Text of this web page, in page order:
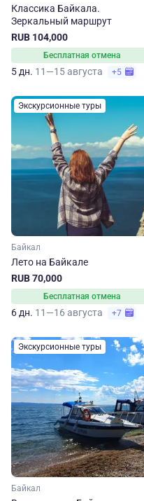
Классика Байкала.
Зеркальный маршрут
RUB 104,000
Бесплатная отмена
5 дн. 11—15 августа +5
Экскурсионные туры
Байкал
Лето на Байкале
RUB 70,000
Бесплатная отмена
6 дн. 11—16 августа +7
Экскурсионные туры
Байкал